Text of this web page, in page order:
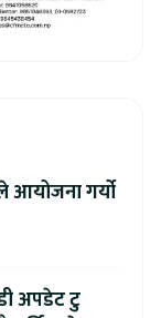
आयोजना गर्यो
अपडेट टु